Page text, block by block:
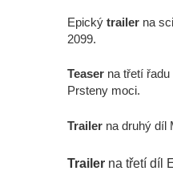
Epický trailer na
2099.
Teaser na třetí
Prsteny moci.
Trailer na druhý díl
Trailer na třetí díl